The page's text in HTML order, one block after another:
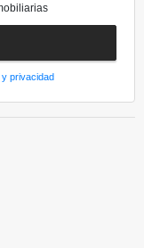
privacidad